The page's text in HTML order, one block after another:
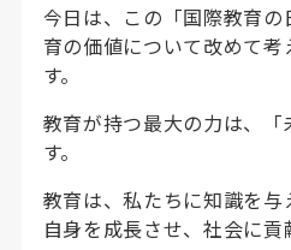
今日は、この「国際教育の
育の価値について改めて考
す。
教育が持つ最大の力は、
す。
教育は、私たちに知識を
自身を成長させ、社会に貢